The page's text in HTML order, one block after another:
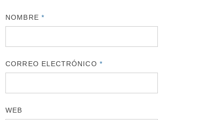
NOMBRE *
CORREO ELECTRÓNICO *
WEB